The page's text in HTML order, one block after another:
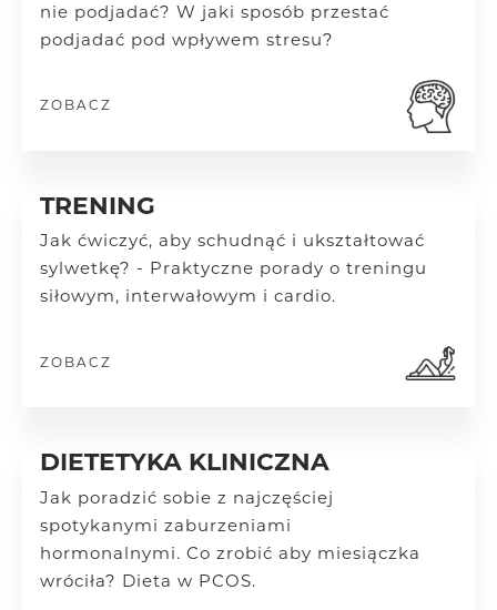
nie podjadać? W jaki sposób przestać
podjadać pod wpływem stresu?
ZOBACZ
TRENING
Jak ćwiczyć, aby schudnąć i ukształtować
sylwetkę? - Praktyczne porady o treningu
siłowym, interwałowym i cardio.
ZOBACZ
DIETETYKA KLINICZNA
Jak poradzić sobie z najczęściej
spotykanymi zaburzeniami
hormonalnymi. Co zrobić aby miesiączka
wróciła? Dieta w PCOS.